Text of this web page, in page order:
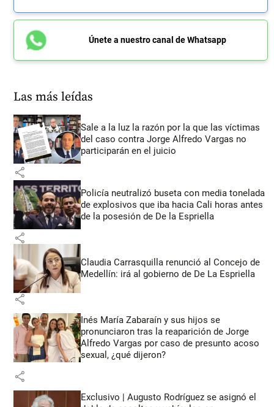
Únete a nuestro canal de Whatsapp
Las más leídas
Sale a la luz la razón por la que las víctimas
del caso contra Jorge Alfredo Vargas no
participarán en el juicio
share
Policía neutralizó buseta con media tonelada
de explosivos que iba hacia Cali horas antes
de la posesión de De la Espriella
share
Claudia Carrasquilla renunció al Concejo de
Medellín: irá al gobierno de De La Espriella
share
Inés María Zabaraín y sus hijos se
pronunciaron tras la reaparición de Jorge
Alfredo Vargas por caso de presunto acoso
sexual, ¿qué dijeron?
share
Exclusivo | Augusto Rodríguez se asignó el